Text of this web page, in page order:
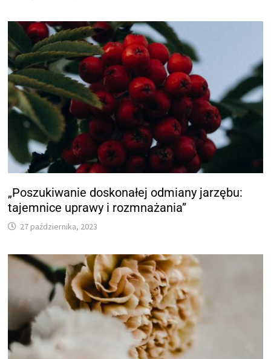
„Poszukiwanie doskonałej odmiany jarzębu:
tajemnice uprawy i rozmnażania”
27 października, 2023